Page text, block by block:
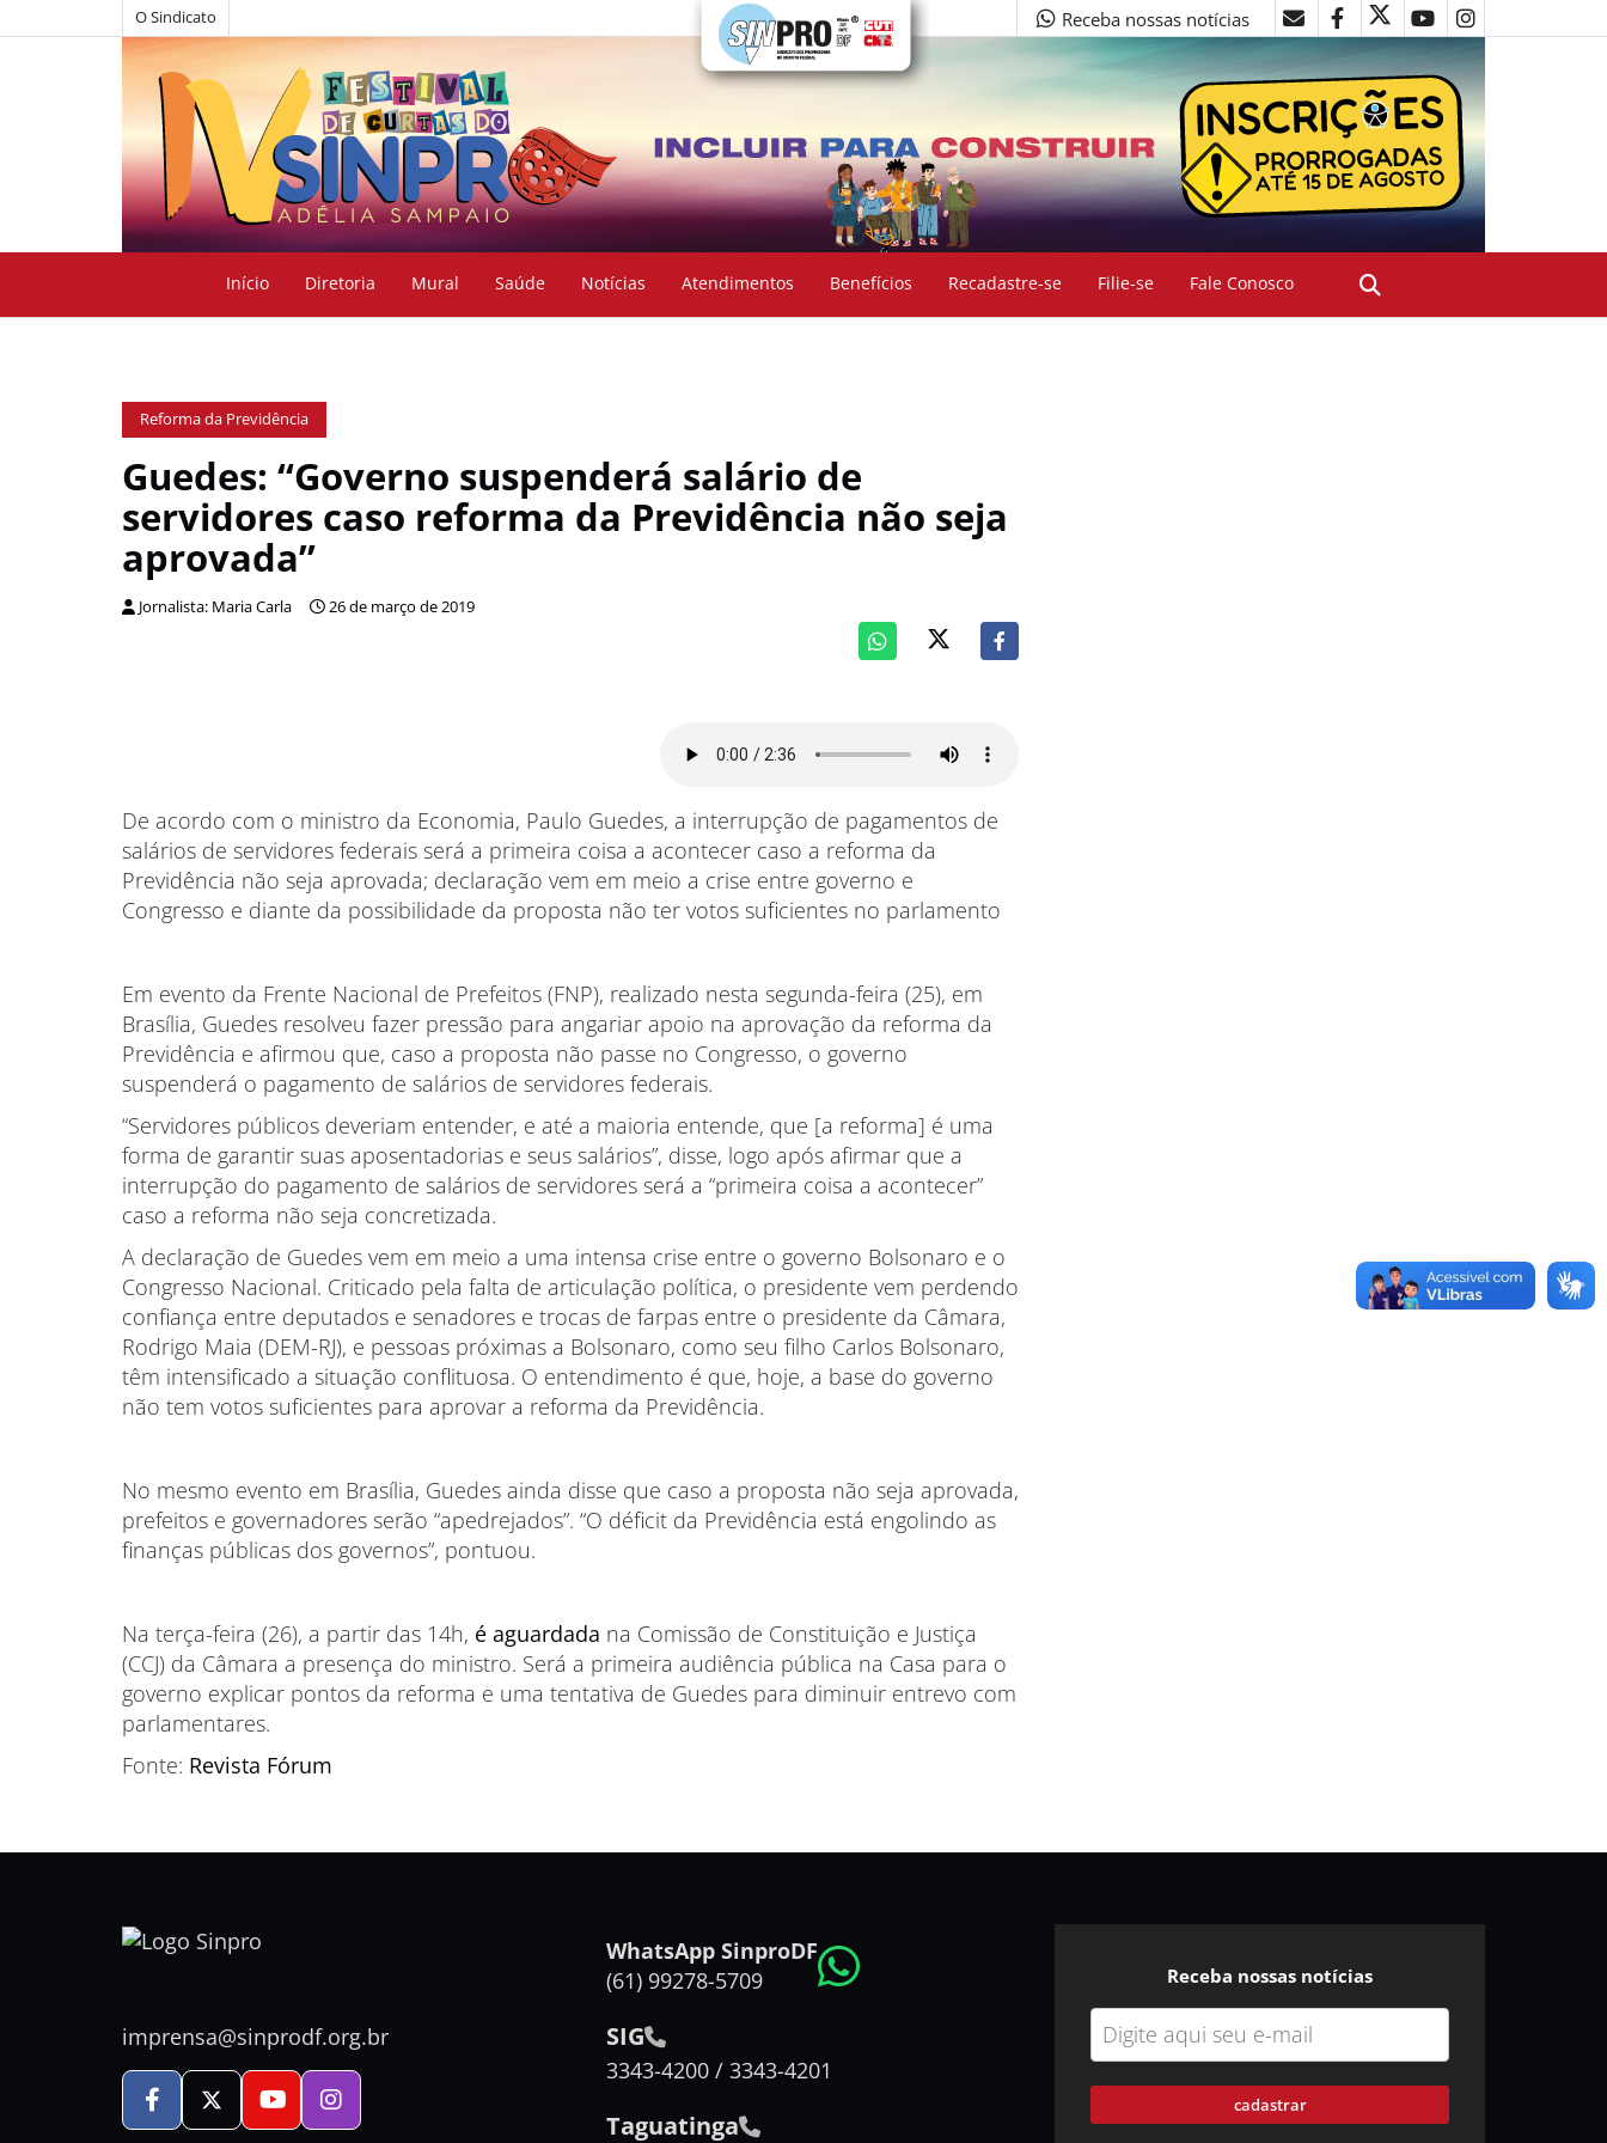
O Sindicato Receba nossas notícias
Início Diretoria Mural Saúde Notícias Atendimentos Benefícios Recadastre-se Filie-se Fale Conosco
Reforma da Previdência
Guedes: “Governo suspenderá salário de
servidores caso reforma da Previdência não seja
aprovada”
Jornalista: Maria Carla 26 de março de 2019
De acordo com o ministro da Economia, Paulo Guedes, a interrupção de pagamentos de
salários de servidores federais será a primeira coisa a acontecer caso a reforma da
Previdência não seja aprovada; declaração vem em meio a crise entre governo e
Congresso e diante da possibilidade da proposta não ter votos suficientes no parlamento
Em evento da Frente Nacional de Prefeitos (FNP), realizado nesta segunda-feira (25), em
Brasília, Guedes resolveu fazer pressão para angariar apoio na aprovação da reforma da
Previdência e afirmou que, caso a proposta não passe no Congresso, o governo
suspenderá o pagamento de salários de servidores federais.
“Servidores públicos deveriam entender, e até a maioria entende, que [a reforma] é uma
forma de garantir suas aposentadorias e seus salários”, disse, logo após afirmar que a
interrupção do pagamento de salários de servidores será a “primeira coisa a acontecer”
caso a reforma não seja concretizada.
A declaração de Guedes vem em meio a uma intensa crise entre o governo Bolsonaro e o
Congresso Nacional. Criticado pela falta de articulação política, o presidente vem perdendo
confiança entre deputados e senadores e trocas de farpas entre o presidente da Câmara,
Rodrigo Maia (DEM-RJ), e pessoas próximas a Bolsonaro, como seu filho Carlos Bolsonaro,
têm intensificado a situação conflituosa. O entendimento é que, hoje, a base do governo
não tem votos suficientes para aprovar a reforma da Previdência.
No mesmo evento em Brasília, Guedes ainda disse que caso a proposta não seja aprovada,
prefeitos e governadores serão “apedrejados”. “O déficit da Previdência está engolindo as
finanças públicas dos governos”, pontuou.
Na terça-feira (26), a partir das 14h, é aguardada na Comissão de Constituição e Justiça
(CCJ) da Câmara a presença do ministro. Será a primeira audiência pública na Casa para o
governo explicar pontos da reforma e uma tentativa de Guedes para diminuir entrevo com
parlamentares.
Fonte: Revista Fórum
imprensa@sinprodf.org.br
WhatsApp SinproDF
(61) 99278-5709
SIG
3343-4200 / 3343-4201
Taguatinga
Receba nossas notícias
cadastrar